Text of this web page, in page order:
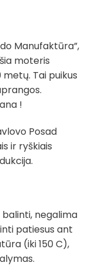
Manufaktūra”,
moteris
Tai puikus
!
Posad
ir ryškiais
negalima
patiesus ant
(iki 150 C),